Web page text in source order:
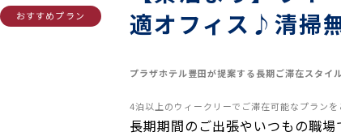
おすすめプラン
適オフィス♪清掃
プラザホテル豊田が提案する長期ご滞在スタイ
4泊以上のウィークリーでご滞在可能なプランを
長期期間のご出張やいつもの職